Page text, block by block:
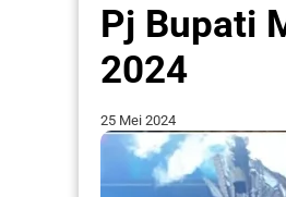
Pj Bupati
2024
25 Mei 2024